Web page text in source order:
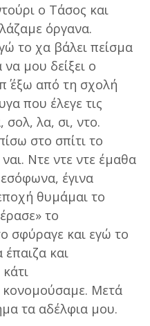
ο Τάσος και
όργανα.
το χα βάλει πείσμα
μου δείξει ο
έξω από τη σχολή
που έλεγε τις
σολ, λα, σι, ντο.
στο σπίτι το
Ντε ντε ντε έμαθα
έγινα
θυμάμαι το
το
σφύραγε και εγώ το
έπαιζα και
κονομούσαμε. Μετά
τα αδέλφια μου.